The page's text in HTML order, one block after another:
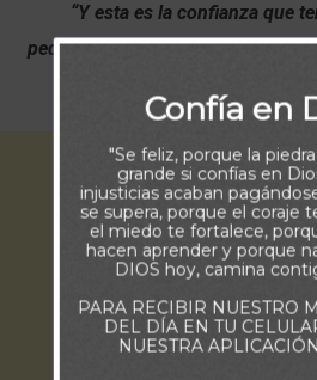
“Y esta es la confianza que
pedimos alguna cosa conforme a
Confía en
"Se feliz, porque la
grande si confías en
injusticias acaban
se supera, porque el coraje
el miedo te fortalece,
hacen aprender y porque
DIOS hoy, camina
PARA RECIBIR NUESTRO
DEL DÍA EN TU
NUESTRA